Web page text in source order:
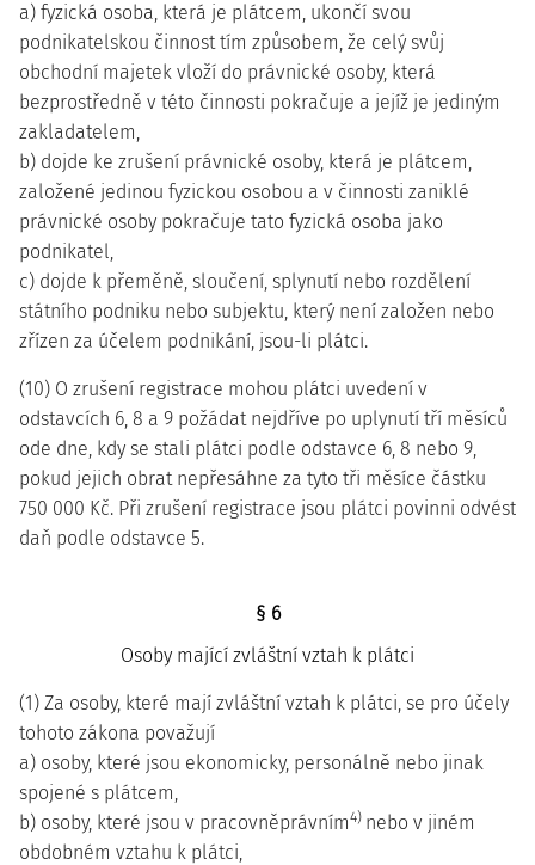
a) fyzická osoba, která je plátcem, ukončí svou
podnikatelskou činnost tím způsobem, že celý svůj
obchodní majetek vloží do právnické osoby, která
bezprostředně v této činnosti pokračuje a jejíž je jediným
zakladatelem,
b) dojde ke zrušení právnické osoby, která je plátcem,
založené jedinou fyzickou osobou a v činnosti zaniklé
právnické osoby pokračuje tato fyzická osoba jako
podnikatel,
c) dojde k přeměně, sloučení, splynutí nebo rozdělení
státního podniku nebo subjektu, který není založen nebo
zřízen za účelem podnikání, jsou-li plátci.
(10) O zrušení registrace mohou plátci uvedení v
odstavcích 6, 8 a 9 požádat nejdříve po uplynutí tří měsíců
ode dne, kdy se stali plátci podle odstavce 6, 8 nebo 9,
pokud jejich obrat nepřesáhne za tyto tři měsíce částku
750 000 Kč. Při zrušení registrace jsou plátci povinni odvést
daň podle odstavce 5.
§ 6
Osoby mající zvláštní vztah k plátci
(1) Za osoby, které mají zvláštní vztah k plátci, se pro účely
tohoto zákona považují
a) osoby, které jsou ekonomicky, personálně nebo jinak
spojené s plátcem,
b) osoby, které jsou v pracovněprávním4) nebo v jiném
obdobném vztahu k plátci,